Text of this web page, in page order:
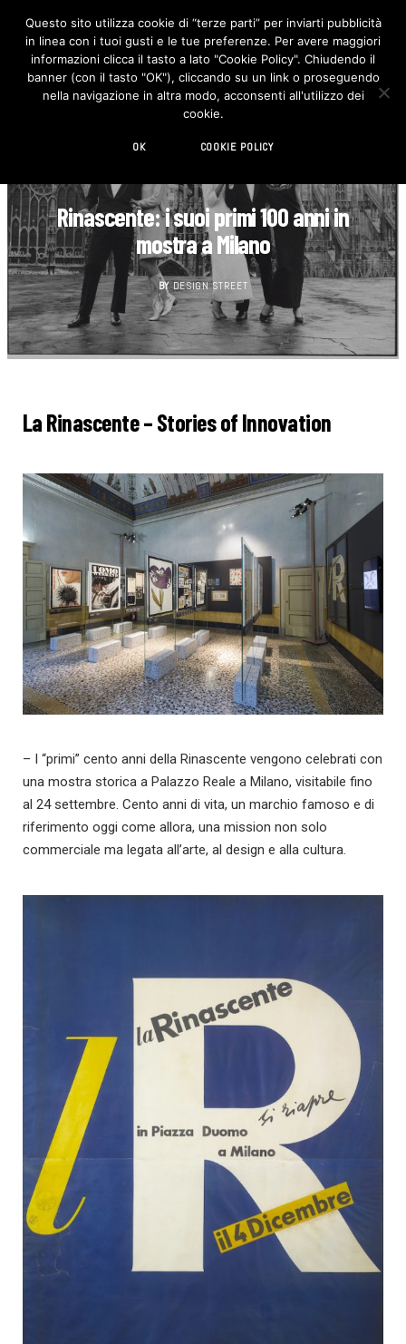
F
c
e
b
o
I
n
s
t
Rinascente: i suoi primi 100 anni in
mostra a Milano
BY DESIGN STREET
La Rinascente – Stories of Innovation
– I “primi” cento anni della Rinascente vengono celebrati con
una mostra storica a Palazzo Reale a Milano, visitabile fino
al 24 settembre. Cento anni di vita, un marchio famoso e di
riferimento oggi come allora, una mission non solo
commerciale ma legata all’arte, al design e alla cultura.
Questo sito utilizza cookie di “terze parti” per inviarti pubblicità
in linea con i tuoi gusti e le tue preferenze. Per avere maggiori
informazioni clicca il tasto a lato "Cookie Policy". Chiudendo il
banner (con il tasto "OK"), cliccando su un link o proseguendo
nella navigazione in altra modo, acconsenti all'utilizzo dei
cookie.
OK COOKIE POLICY